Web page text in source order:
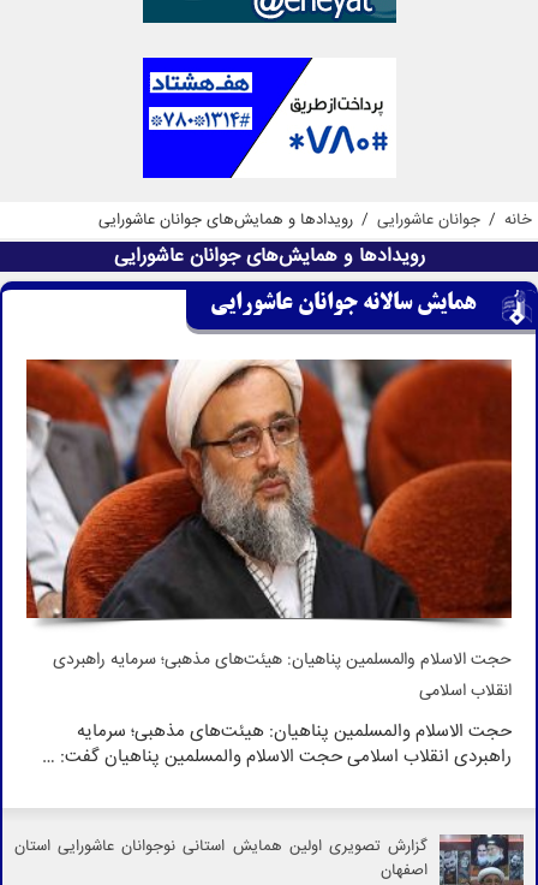
خانه / جوانان عاشورایی / رویدادها و همایش‌های جوانان عاشورایی
رویدادها و همایش‌های جوانان عاشورایی
همایش سالانه جوانان عاشورایی
حجت الاسلام والمسلمین پناهیان: هیئت‌های مذهبی؛ سرمایه راهبردی
انقلاب اسلامی
حجت الاسلام والمسلمین پناهیان: هیئت‌های مذهبی؛ سرمایه
راهبردی انقلاب اسلامی حجت الاسلام والمسلمین پناهیان گفت: …
گزارش تصویری اولین همایش استانی نوجوانان عاشورایی استان
اصفهان